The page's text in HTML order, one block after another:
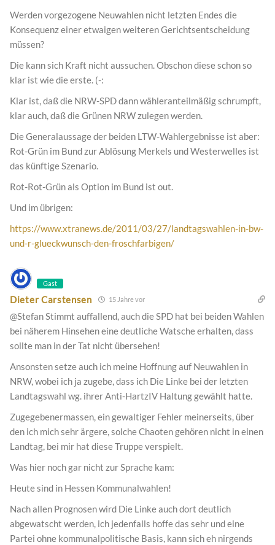
Werden vorgezogene Neuwahlen nicht letzten Endes die
Konsequenz einer etwaigen weiteren Gerichtsentscheidung
müssen?
Die kann sich Kraft nicht aussuchen. Obschon diese schon so
klar ist wie die erste. (-:
Klar ist, daß die NRW-SPD dann wähleranteilmäßig schrumpft,
klar auch, daß die Grünen NRW zulegen werden.
Die Generalaussage der beiden LTW-Wahlergebnisse ist aber:
Rot-Grün im Bund zur Ablösung Merkels und Westerwelles ist
das künftige Szenario.
Rot-Rot-Grün als Option im Bund ist out.
Und im übrigen:
https://www.xtranews.de/2011/03/27/landtagswahlen-in-bw-
und-r-glueckwunsch-den-froschfarbigen/
Gast
Dieter Carstensen 15 Jahre vor
@Stefan Stimmt auffallend, auch die SPD hat bei beiden Wahlen
bei näherem Hinsehen eine deutliche Watsche erhalten, dass
sollte man in der Tat nicht übersehen!
Ansonsten setze auch ich meine Hoffnung auf Neuwahlen in
NRW, wobei ich ja zugebe, dass ich Die Linke bei der letzten
Landtagswahl wg. ihrer Anti-HartzIV Haltung gewählt hatte.
Zugegebenermassen, ein gewaltiger Fehler meinerseits, über
den ich mich sehr ärgere, solche Chaoten gehören nicht in einen
Landtag, bei mir hat diese Truppe verspielt.
Was hier noch gar nicht zur Sprache kam:
Heute sind in Hessen Kommunalwahlen!
Nach allen Prognosen wird Die Linke auch dort deutlich
abgewatscht werden, ich jedenfalls hoffe das sehr und eine
Partei ohne kommunalpolitische Basis, kann sich eh nirgends